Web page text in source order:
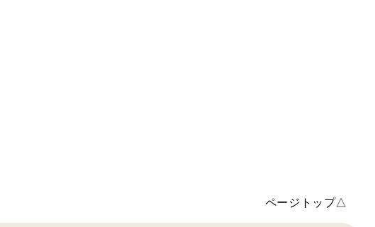
ページトップ△